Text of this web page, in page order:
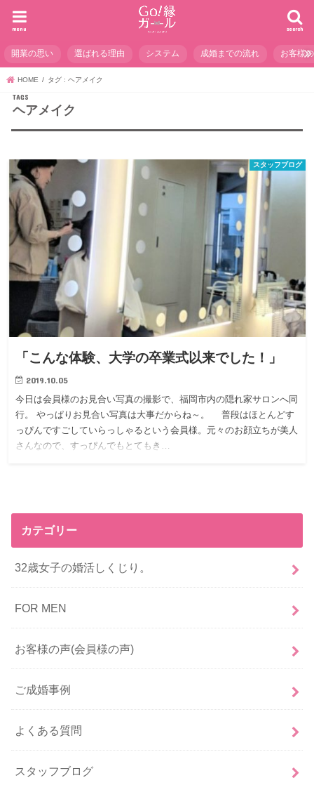
search
menu
開業の思い 選ばれる理由 システム 成婚までの流れ お客様
HOME タグ : ヘアメイク
ヘアメイク
スタッフブログ
「こんな体験、大学の卒業式以来でした！」
2019.10.05
今日は会員様のお見合い写真の撮影で、福岡市内の隠れ家サロンへ同
行。 やっぱりお見合い写真は大事だからね～。 普段はほとんどす
っぴんですごしていらっしゃるという会員様。元々のお顔立ちが美人
さんなので、すっぴんでもとてもき…
カテゴリー
32歳女子の婚活しくじり。
FOR MEN
お客様の声(会員様の声)
ご成婚事例
よくある質問
スタッフブログ